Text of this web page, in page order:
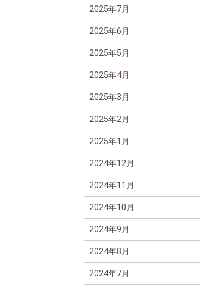
2025年7月
2025年6月
2025年5月
2025年4月
2025年3月
2025年2月
2025年1月
2024年12月
2024年11月
2024年10月
2024年9月
2024年8月
2024年7月